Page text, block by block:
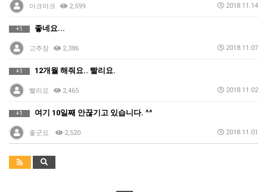
아크아크 2,599 2018.11.14
+1 좋네요...
고추장 2,386 2018.11.07
+1 12개월 해줘요.. 빨리요.
빨리요 2,465 2018.11.02
+1 여기 10일째 안끊기고 있습니다. ^^
좋군요. 2,520 2018.11.01